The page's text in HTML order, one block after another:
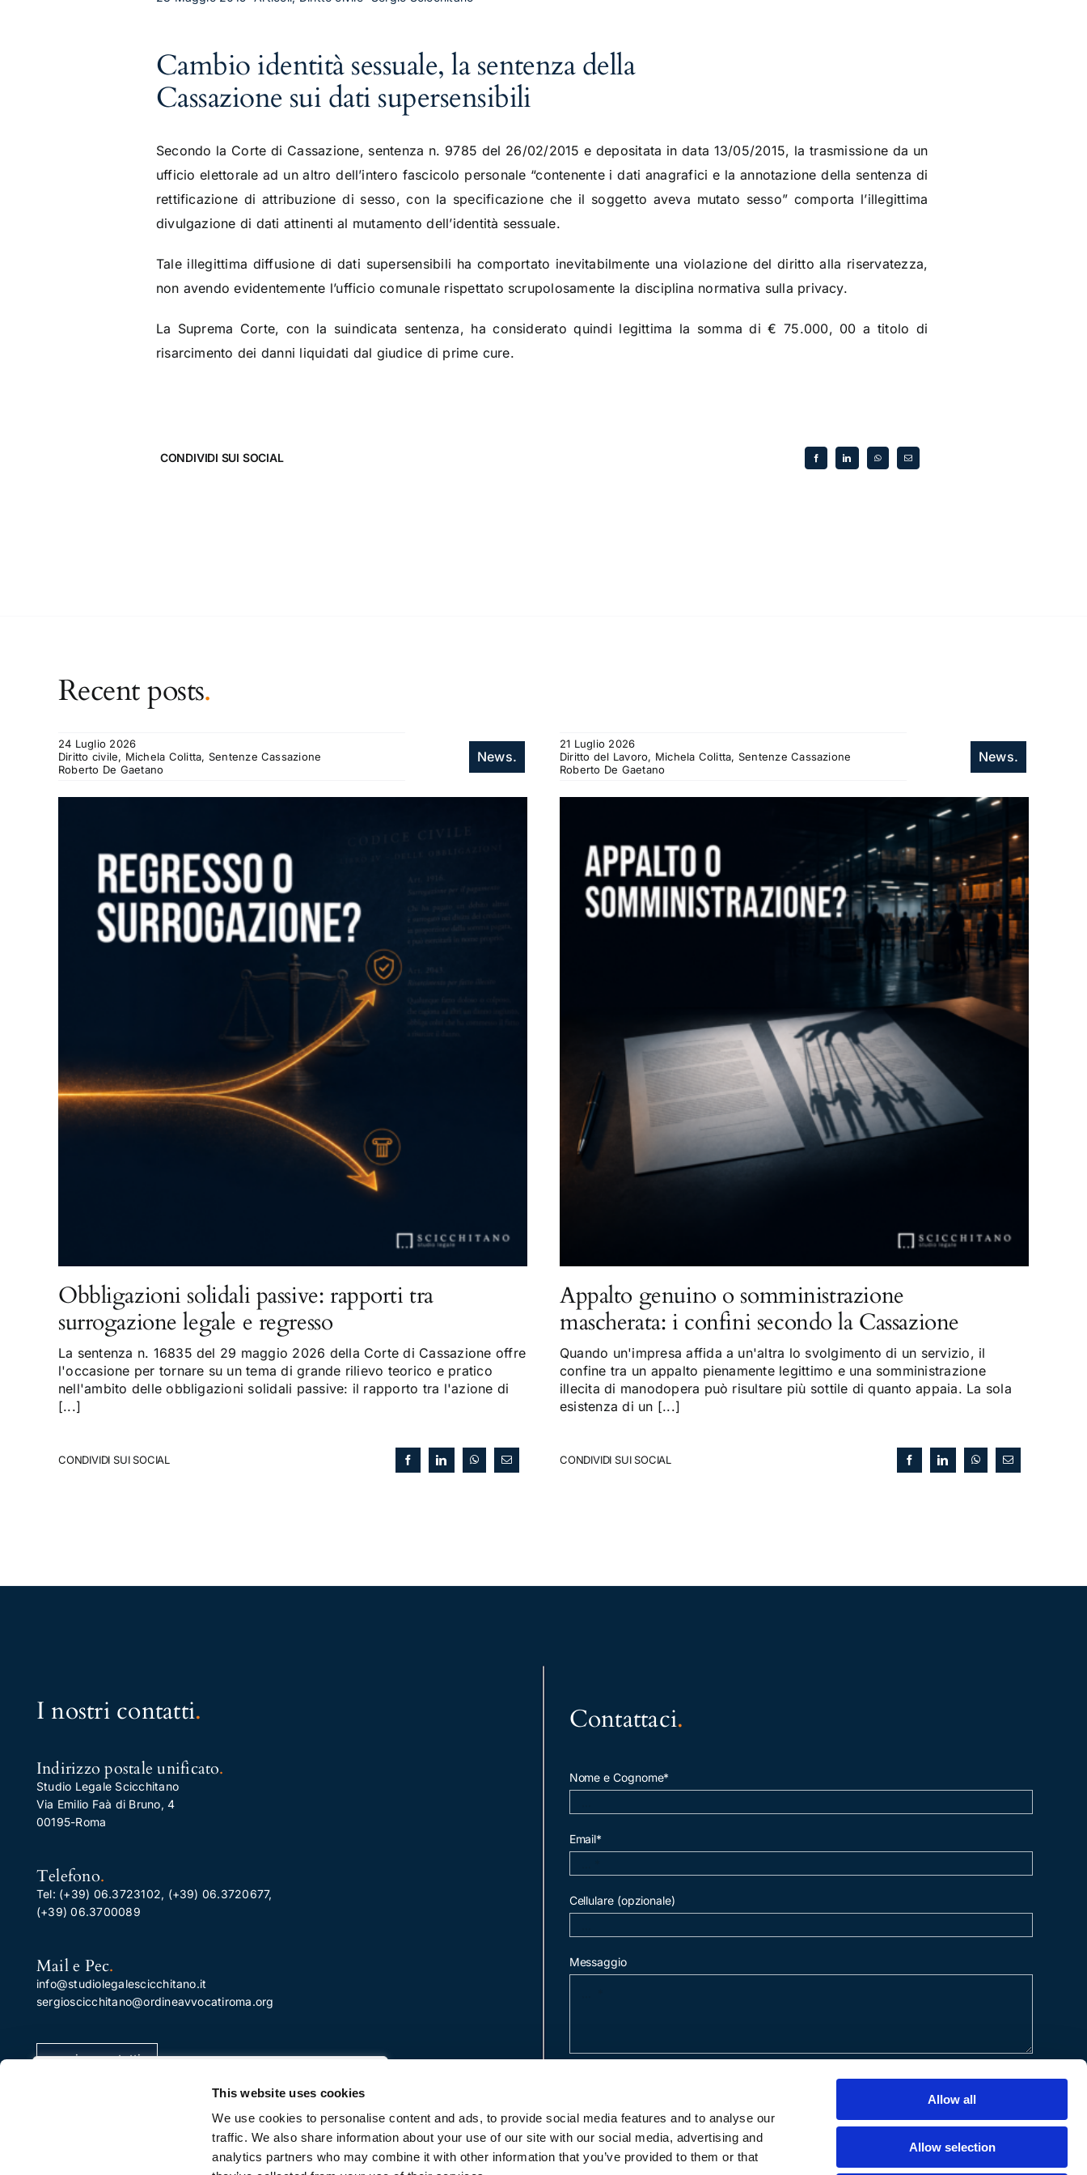
This website uses cookies
We use cookies to personalise content and ads, to provide social media features and to analyse our
traffic. We also share information about your use of our site with our social media, advertising and
analytics partners who may combine it with other information that you’ve provided to them or that
Allow all
Allow selection
Utilizziamo i cookie per migliorare la tua esperienza di
navigazione, pubblicare annunci o contenuti
personalizzati e analizzare il nostro traffico. Facendo clic
su "Accetta tutto", acconsenti al nostro utilizzo dei
Cambio identità sessuale, la sentenza della
Cassazione sui dati supersensibili
Secondo la Corte di Cassazione, sentenza n. 9785 del 26/02/2015 e depositata in data 13/05/2015, la trasmissione da un
ufficio elettorale ad un altro dell’intero fascicolo personale “contenente i dati anagrafici e la annotazione della sentenza di
rettificazione di attribuzione di sesso, con la specificazione che il soggetto aveva mutato sesso” comporta l’illegittima
divulgazione di dati attinenti al mutamento dell’identità sessuale.
Tale illegittima diffusione di dati supersensibili ha comportato inevitabilmente una violazione del diritto alla riservatezza,
non avendo evidentemente l’ufficio comunale rispettato scrupolosamente la disciplina normativa sulla privacy.
La Suprema Corte, con la suindicata sentenza, ha considerato quindi legittima la somma di € 75.000, 00 a titolo di
risarcimento dei danni liquidati dal giudice di prime cure.
CONDIVIDI SUI SOCIAL
Recent posts.
24 Luglio 2026
Diritto civile, Michela Colitta, Sentenze Cassazione
Roberto De Gaetano
News.
Obbligazioni solidali passive: rapporti tra
surrogazione legale e regresso
La sentenza n. 16835 del 29 maggio 2026 della Corte di Cassazione offre
l'occasione per tornare su un tema di grande rilievo teorico e pratico
nell'ambito delle obbligazioni solidali passive: il rapporto tra l'azione di
[...]
CONDIVIDI SUI SOCIAL
21 Luglio 2026
Diritto del Lavoro, Michela Colitta, Sentenze Cassazione
Roberto De Gaetano
News.
Appalto genuino o somministrazione
mascherata: i confini secondo la Cassazione
Quando un'impresa affida a un'altra lo svolgimento di un servizio, il
confine tra un appalto pienamente legittimo e una somministrazione
illecita di manodopera può risultare più sottile di quanto appaia. La sola
esistenza di un [...]
CONDIVIDI SUI SOCIAL
I nostri contatti.
Indirizzo postale unificato.
Studio Legale Scicchitano
Via Emilio Faà di Bruno, 4
00195-Roma
Telefono.
Tel: (+39) 06.3723102, (+39) 06.3720677,
(+39) 06.3700089
Mail e Pec.
info@studiolegalescicchitano.it
sergioscicchitano@ordineavvocatiroma.org
pagina contatti
Contattaci.
Nome e Cognome*
Email*
Cellulare (opzionale)
Messaggio